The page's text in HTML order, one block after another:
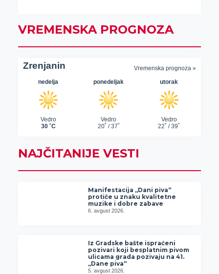
VREMENSKA PROGNOZA
NAJČITANIJE VESTI
Manifestacija „Dani piva“
protiče u znaku kvalitetne
muzike i dobre zabave
6. avgust 2026.
Iz Gradske bašte ispraćeni
pozivari koji besplatnim pivom
ulicama grada pozivaju na 41.
„Dane piva“
5. avgust 2026.